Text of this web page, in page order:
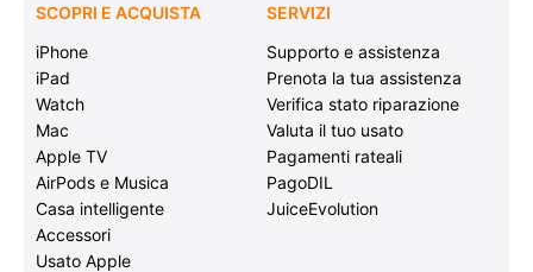
SCOPRI E ACQUISTA
iPhone
iPad
Watch
Mac
Apple TV
AirPods e Musica
Casa intelligente
Accessori
Usato Apple
SERVIZI
Supporto e assistenza
Prenota la tua assistenza
Verifica stato riparazione
Valuta il tuo usato
Pagamenti rateali
PagoDIL
JuiceEvolution